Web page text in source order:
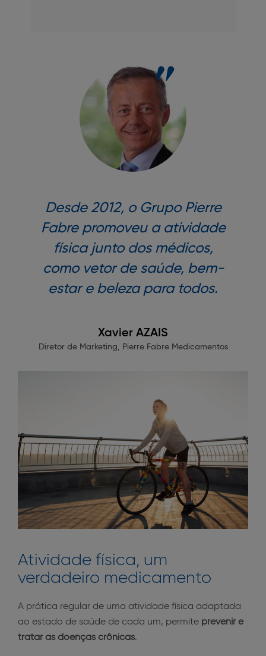
Desde 2012, o Grupo Pierre
Fabre promoveu a atividade
física junto dos médicos,
como vetor de saúde, bem-
estar e beleza para todos.
Xavier AZAIS
Diretor de Marketing, Pierre Fabre Medicamentos
Atividade física, um
verdadeiro medicamento
A prática regular de uma atividade física adaptada
ao estado de saúde de cada um, permite prevenir e
tratar as doenças crônicas.